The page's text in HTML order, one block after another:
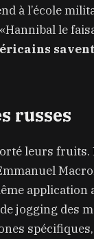
à l’école
le
russes
leurs fruits.
application
jogging des